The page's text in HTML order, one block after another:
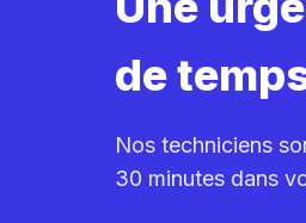
de
Nos techniciens
30 minutes dans